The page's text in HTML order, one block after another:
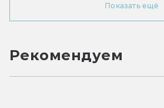
Показать ещё
Рекомендуем